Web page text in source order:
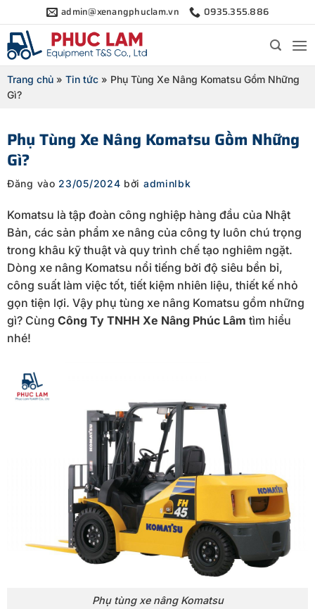
qua
nội
dung
admin@xenangphuclam.vn 0935.355.886
Trang chủ » Tin tức » Phụ Tùng Xe Nâng Komatsu Gồm Những
Gì?
Phụ Tùng Xe Nâng Komatsu Gồm Những
Gì?
Đăng vào 23/05/2024 bởi adminlbk
Komatsu là tập đoàn công nghiệp hàng đầu của Nhật
Bản, các sản phẩm xe nâng của công ty luôn chú trọng
trong khâu kỹ thuật và quy trình chế tạo nghiêm ngặt.
Dòng xe nâng Komatsu nổi tiếng bởi độ siêu bền bỉ,
công suất làm việc tốt, tiết kiệm nhiên liệu, thiết kế nhỏ
gọn tiện lợi. Vậy phụ tùng xe nâng Komatsu gồm những
gì? Cùng Công Ty TNHH Xe Nâng Phúc Lâm tìm hiểu
nhé!
Phụ tùng xe nâng Komatsu